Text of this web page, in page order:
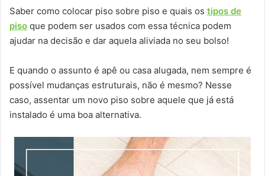
Saber como colocar piso sobre piso e quais os tipos de
piso que podem ser usados com essa técnica podem
ajudar na decisão e dar aquela aliviada no seu bolso!
E quando o assunto é apê ou casa alugada, nem sempre é
possível mudanças estruturais, não é mesmo? Nesse
caso, assentar um novo piso sobre aquele que já está
instalado é uma boa alternativa.